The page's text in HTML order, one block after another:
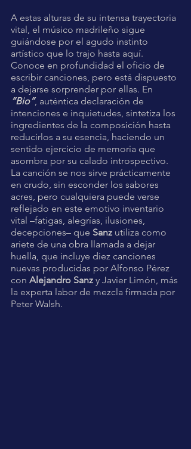
A estas alturas de su intensa trayectoria
vital, el músico madrileño sigue
guiándose por el agudo instinto
artístico que lo trajo hasta aquí.
Conoce en profundidad el oficio de
escribir canciones, pero está dispuesto
a dejarse sorprender por ellas. En
“Bio”, auténtica declaración de
intenciones e inquietudes, sintetiza los
ingredientes de la composición hasta
reducirlos a su esencia, haciendo un
sentido ejercicio de memoria que
asombra por su calado introspectivo.
La canción se nos sirve prácticamente
en crudo, sin esconder los sabores
acres, pero cualquiera puede verse
reflejado en este emotivo inventario
vital –fatigas, alegrías, ilusiones,
decepciones– que Sanz utiliza como
ariete de una obra llamada a dejar
huella, que incluye diez canciones
nuevas producidas por Alfonso Pérez
con Alejandro Sanz y Javier Limón, más
la experta labor de mezcla firmada por
Peter Walsh.